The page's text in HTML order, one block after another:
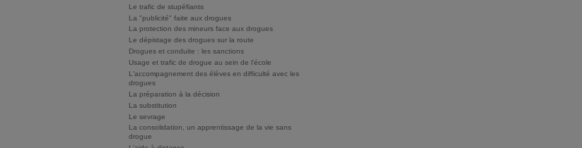
Le trafic de stupéfiants
La "publicité" faite aux drogues
La protection des mineurs face aux drogues
Le dépistage des drogues sur la route
Drogues et conduite : les sanctions
Usage et trafic de drogue au sein de l'école
L'accompagnement des élèves en difficulté avec les
drogues
La préparation à la décision
La substitution
Le sevrage
La consolidation, un apprentissage de la vie sans
drogue